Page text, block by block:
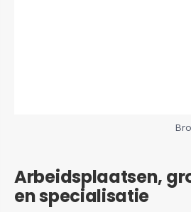
Arbeidsplaatsen,
en specialisatie